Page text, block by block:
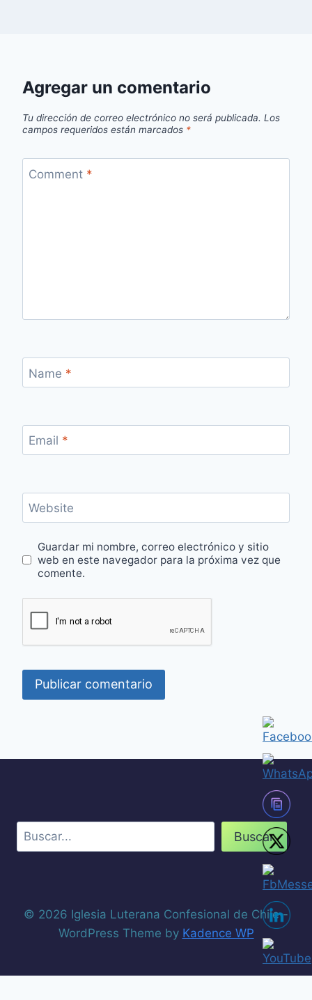
Agregar un comentario
Tu dirección de correo electrónico no será publicada. Los
campos requeridos están marcados *
Comment *
Name *
Email *
Website
Guardar mi nombre, correo electrónico y sitio
web en este navegador para la próxima vez que
comente.
Buscar
© 2026 Iglesia Luterana Confesional de Chile -
WordPress Theme by Kadence WP